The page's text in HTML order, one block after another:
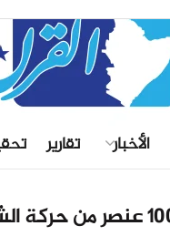
الأخبار تقارير